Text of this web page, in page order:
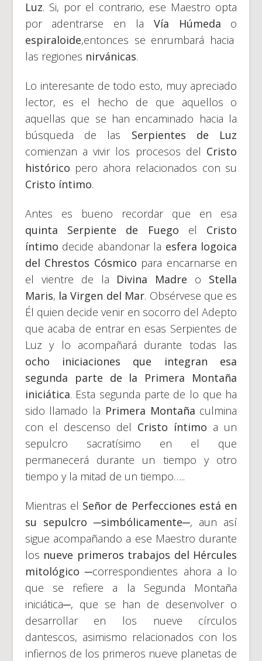
Luz. Si, por el contrario, ese Maestro opta
por adentrarse en la Vía Húmeda o
espiraloide,entonces se enrumbará hacia
las regiones nirvánicas.
Lo interesante de todo esto, muy apreciado
lector, es el hecho de que aquellos o
aquellas que se han encaminado hacia la
búsqueda de las Serpientes de Luz
comienzan a vivir los procesos del Cristo
histórico pero ahora relacionados con su
Cristo íntimo.
Antes es bueno recordar que en esa
quinta Serpiente de Fuego el Cristo
íntimo decide abandonar la esfera logoica
del Chrestos Cósmico para encarnarse en
el vientre de la Divina Madre o Stella
Maris, la Virgen del Mar. Obsérvese que es
Él quien decide venir en socorro del Adepto
que acaba de entrar en esas Serpientes de
Luz y lo acompañará durante todas las
ocho iniciaciones que integran esa
segunda parte de la Primera Montaña
iniciática. Esta segunda parte de lo que ha
sido llamado la Primera Montaña culmina
con el descenso del Cristo íntimo a un
sepulcro sacratísimo en el que
permanecerá durante un tiempo y otro
tiempo y la mitad de un tiempo…..
Mientras el Señor de Perfecciones está en
su sepulcro ─simbólicamente─, aun así
sigue acompañando a ese Maestro durante
los nueve primeros trabajos del Hércules
mitológico─correspondientes ahora a lo
que se refiere a la Segunda Montaña
iniciática─, que se han de desenvolver o
desarrollar en los nueve círculos
dantescos, asimismo relacionados con los
infiernos de los primeros nueve planetas de